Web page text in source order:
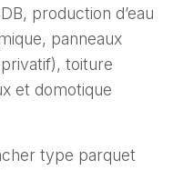
production d’eau
panneaux
toiture
et domotique
type parquet